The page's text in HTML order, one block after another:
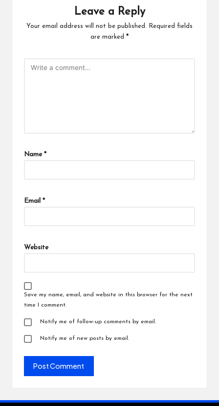
Leave a Reply
Your email address will not be published.
Required fields
are marked *
Name *
Email *
Website
Save my name, email, and website in this browser for the next
time I comment.
Notify me of follow-up comments by email.
Notify me of new posts by email.